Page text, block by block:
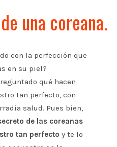
una coreana.
con la perfección que
en su piel?
qué hacen
tan perfecto, con
salud. Pues bien,
de las coreanas
tan perfecto y te lo